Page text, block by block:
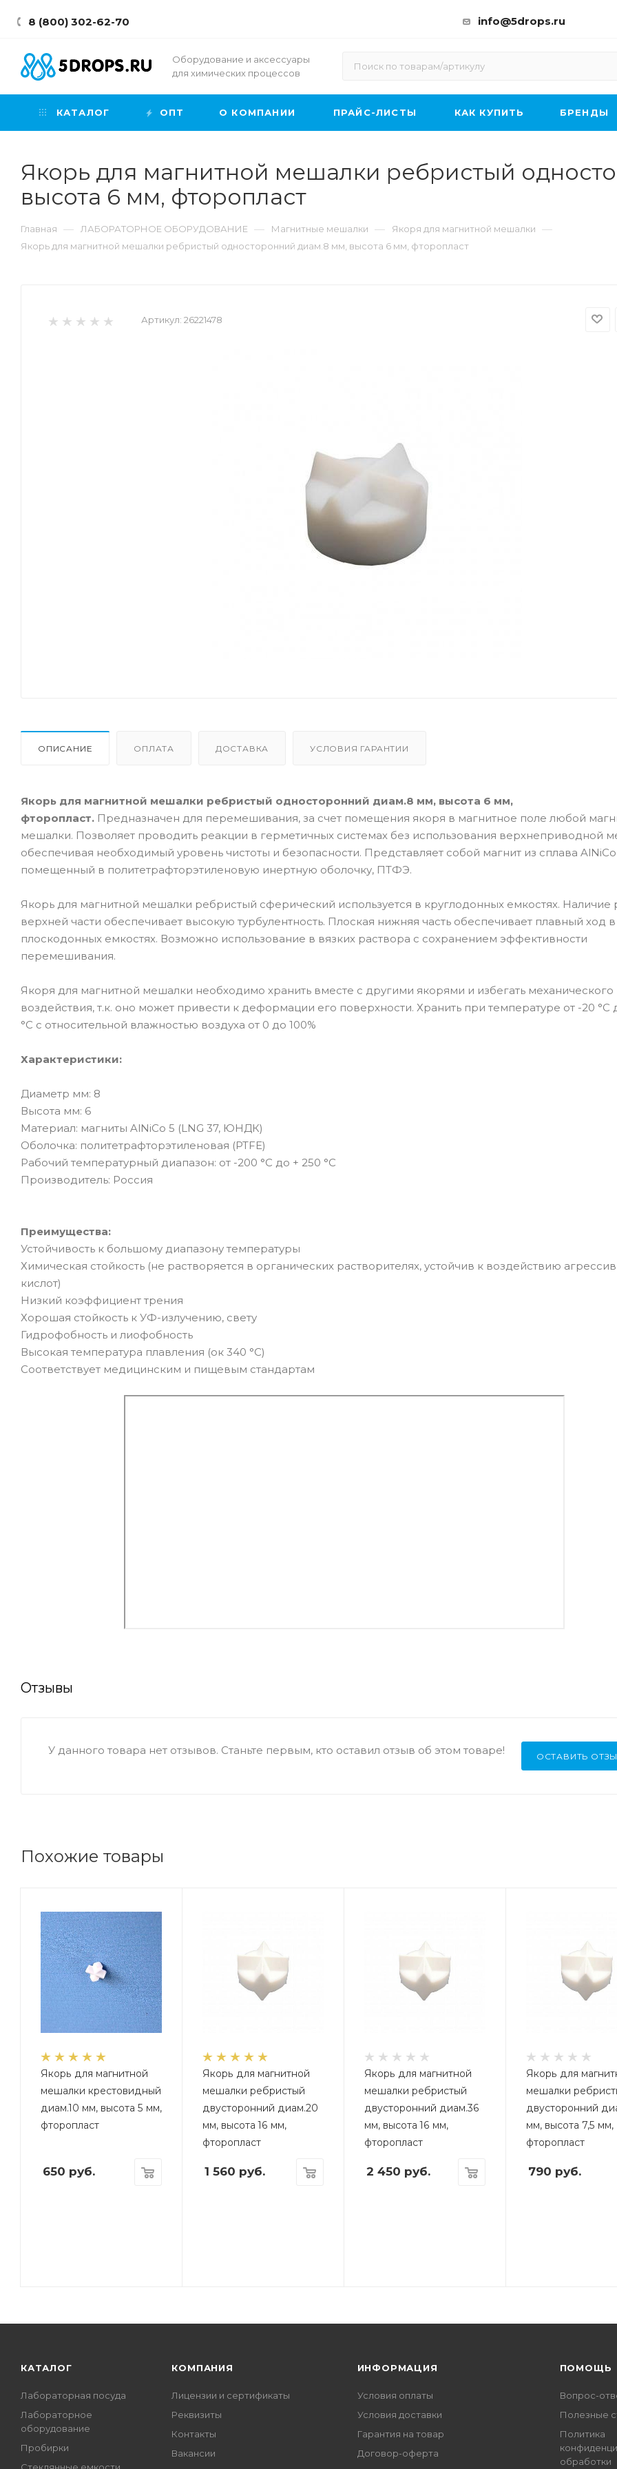
8 (800) 302-62-70 info@5drops.ru
Оборудование и аксессуары
для химических процессов
КАТАЛОГ ОПТ О КОМПАНИИ ПРАЙС-ЛИСТЫ КАК КУПИТЬ БРЕНДЫ
Якорь для магнитной мешалки ребристый
высота 6 мм, фторопласт
Главная — ЛАБОРАТОРНОЕ ОБОРУДОВАНИЕ — Магнитные мешалки — Якоря для магнитной мешалки —
Якорь для магнитной мешалки ребристый односторонний диам.8 мм, высота 6 мм, фторопласт
Артикул: 26221478
ОПИСАНИЕ ОПЛАТА ДОСТАВКА УСЛОВИЯ ГАРАНТИИ
Якорь для магнитной мешалки ребристый односторонний диам.8 мм, высота 6 мм,
фторопласт. Предназначен для перемешивания, за счет помещения якоря в магнитное поле любой
мешалки. Позволяет проводить реакции в герметичных системах без использования верхнеприводной
обеспечивая необходимый уровень чистоты и безопасности. Представляет собой магнит из сплава AlNiCo
помещенный в политетрафторэтиленовую инертную оболочку, ПТФЭ.
Якорь для магнитной мешалки ребристый сферический используется в круглодонных емкостях. Наличие
верхней части обеспечивает высокую турбулентность. Плоская нижняя часть обеспечивает плавный ход в
плоскодонных емкостях. Возможно использование в вязких раствора с сохранением эффективности
перемешивания.
Якоря для магнитной мешалки необходимо хранить вместе с другими якорями и избегать механического
воздействия, т.к. оно может привести к деформации его поверхности. Хранить при температуре от -20 °C
°C с относительной влажностью воздуха от 0 до 100%
Характеристики:
Диаметр мм: 8
Высота мм: 6
Материал: магниты AlNiCo 5 (LNG 37, ЮНДК)
Оболочка: политетрафторэтиленовая (PTFE)
Рабочий температурный диапазон: от -200 °C до + 250 °C
Производитель: Россия
Преимущества:
Устойчивость к большому диапазону температуры
Химическая стойкость (не растворяется в органических растворителях, устойчив к воздействию
кислот)
Низкий коэффициент трения
Хорошая стойкость к УФ-излучению, свету
Гидрофобность и лиофобность
Высокая температура плавления (ок 340 °C)
Соответствует медицинским и пищевым стандартам
Отзывы
ОСТАВИТЬ
У данного товара нет отзывов. Станьте первым, кто оставил отзыв об этом товаре!
Похожие товары
Якорь для магнитной
мешалки крестовидный
диам.10 мм, высота 5 мм,
фторопласт
650 руб.
Якорь для магнитной
мешалки ребристый
двусторонний диам.20
мм, высота 16 мм,
фторопласт
1 560 руб.
Якорь для магнитной
мешалки ребристый
двусторонний диам.36
мм, высота 16 мм,
фторопласт
2 450 руб.
Якорь для
мешалки
двусторонний
мм, высота 7,5 мм,
фторопласт
790 руб.
КАТАЛОГ
Лабораторная посуда
Лабораторное
оборудование
Пробирки
КОМПАНИЯ
Лицензии и сертификаты
Реквизиты
Контакты
Вакансии
ИНФОРМАЦИЯ
Условия оплаты
Условия доставки
Гарантия на товар
Договор-оферта
ПОМОЩЬ
Вопрос-
Полезные
Политика
обработки